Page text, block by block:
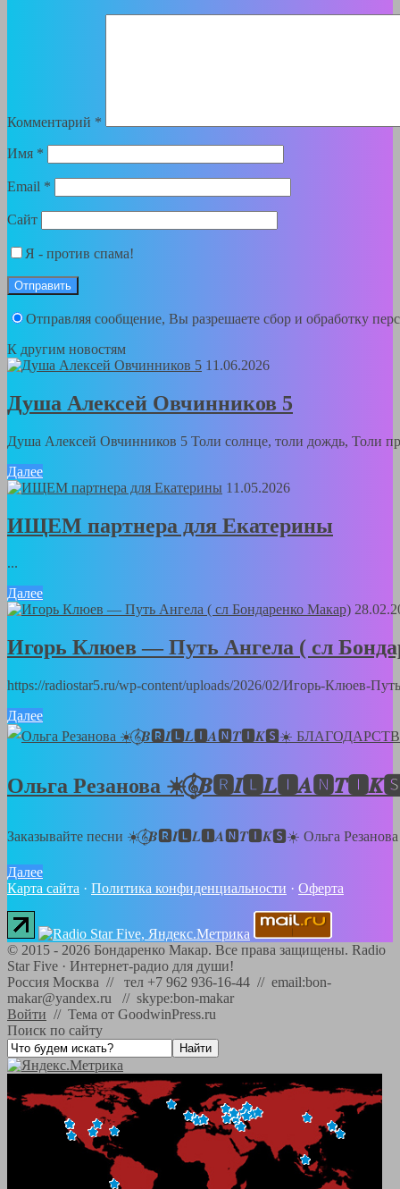
Комментарий *
Имя *
Email *
Сайт
Я - против спама!
Отправляя сообщение, Вы разрешаете сбор и обработку
К другим новостям
11.06.2026
Душа Алексей Овчинников 5
Душа Алексей Овчинников 5 Толи солнце, толи дождь, Толи
Далее
11.05.2026
ИЩЕМ партнера для Екатерины
...
Далее
Игорь Клюев — Путь Ангела ( сл
https://radiostar5.ru/wp-content/uploads/2026/02/Игорь-Клюев-
Далее
Ольга Резанова
Заказывайте песни ☀️𝄞⃝𝑩🆁𝑰🅻𝑳🅸𝑨🅽𝑻🅸𝑲🆂☀️ Ольга Резанова
Далее
Карта сайта · Политика конфиденциальности · Оферта
© 2015 - 2026 Бондаренко Макар. Все права защищены. Radio
Star Five · Интернет-радио для души!
Россия Москва // тел +7 962 936-16-44 // email:bon-
makar@yandex.ru // skype:bon-makar
Войти // Тема от GoodwinPress.ru
Поиск по сайту